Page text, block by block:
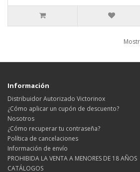
Información
Distribuidor Autorizado Victorinox
¿Cómo aplicar un cupón de descuento?
Nosotros
¿Cómo recuperar tu contraseña?
Política de cancelaciones
Información de envío
PROHIBIDA LA VENTA A MENORES DE 18 AÑOS
CATÁLOGOS